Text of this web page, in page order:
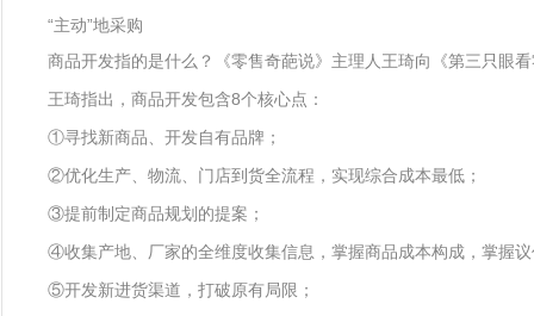
“主动”地采购
商品开发指的是什么？《零售奇葩说》主理人王琦向《第三只眼
王琦指出，商品开发包含8个核心点：
①寻找新商品、开发自有品牌；
②优化生产、物流、门店到货全流程，实现综合成本最低；
③提前制定商品规划的提案；
④收集产地、厂家的全维度收集信息，掌握商品成本构成，掌握
⑤开发新进货渠道，打破原有局限；